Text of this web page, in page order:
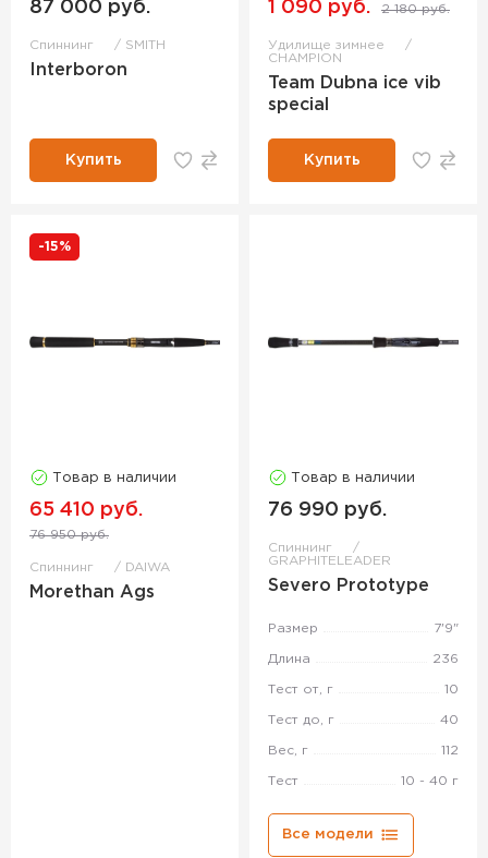
87 000 руб.
Спиннинг SMITH
Interboron
Купить
1 090 руб. 2 180 руб.
Удилище зимнее
CHAMPION
Team Dubna ice vib
special
Купить
-15%
Товар в наличии
65 410 руб.
76 950 руб.
Спиннинг DAIWA
Morethan Ags
Товар в наличии
76 990 руб.
Спиннинг
GRAPHITELEADER
Severo Prototype
Размер 7'9"
Длина 236
Тест от, г 10
Тест до, г 40
Вес, г 112
Тест 10 - 40 г
Все модели